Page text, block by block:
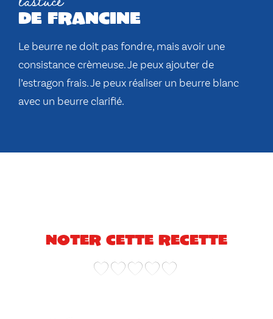
de francine
Le beurre ne doit pas fondre, mais avoir une
consistance crèmeuse. Je peux ajouter de
l’estragon frais. Je peux réaliser un beurre blanc
avec un beurre clarifié.
Noter cette recette